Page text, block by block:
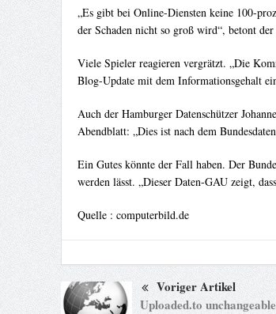
„Es gibt bei Online-Diensten keine 100-
der Schaden nicht so groß wird“, betont
Viele Spieler reagieren vergrätzt. „Die
Blog-Update mit dem Informationsgehalt
Auch der Hamburger Datenschützer
Abendblatt: „Dies ist nach dem
Ein Gutes könnte der Fall haben. Der
werden lässt. „Dieser Daten-GAU zeigt,
Quelle : computerbild.de
Voriger Artikel
Uploaded.to